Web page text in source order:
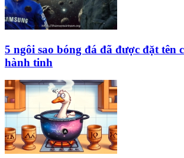
5 ngôi sao bóng đá đã được đặt tên
hành tinh